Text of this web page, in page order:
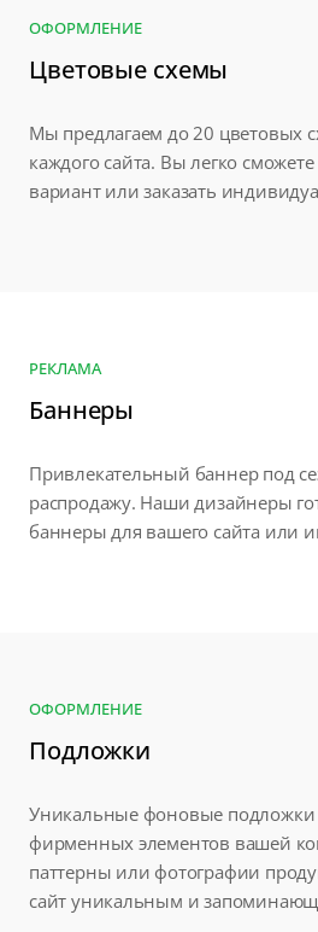
ОФОРМЛЕНИЕ
Цветовые схемы
Мы предлагаем до 20 цветовых
каждого сайта. Вы легко
вариант или заказать
РЕКЛАМА
Баннеры
Привлекательный баннер под
распродажу. Наши дизайнеры
баннеры для вашего сайта или
ОФОРМЛЕНИЕ
Подложки
Уникальные фоновые подложки
фирменных элементов вашей
паттерны или фотографии
сайт уникальным и